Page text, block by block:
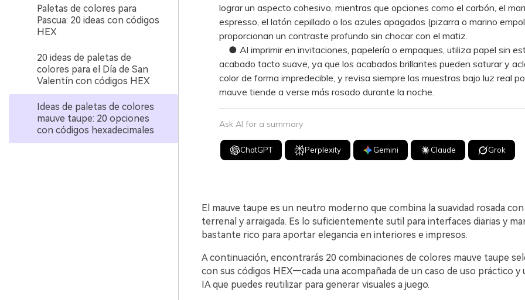
Paletas de colores para
Pascua: 20 ideas con códigos
HEX
20 ideas de paletas de
colores para el Día de San
Valentín con códigos HEX
Ideas de paletas de colores
mauve taupe: 20 opciones
con códigos hexadecimales
lograr un aspecto cohesivo, mientras que opciones como el carbón, el
espresso, el latón cepillado o los azules apagados (pizarra o marino
proporcionan un contraste profundo sin chocar con el matiz.
● Al imprimir en invitaciones, papelería o empaques, utiliza papel sin
acabado tacto suave, ya que los acabados brillantes pueden saturar y
color de forma impredecible, y revisa siempre las muestras bajo luz real
mauve tiende a verse más rosado durante la noche.
Ask AI for a summary
ChatGPT Perplexity Gemini Claude Grok
El mauve taupe es un neutro moderno que combina la suavidad rosada con
terrenal y arraigada. Es lo suficientemente sutil para interfaces diarias y
bastante rico para aportar elegancia en interiores e impresos.
A continuación, encontrarás 20 combinaciones de colores mauve taupe
con sus códigos HEX—cada una acompañada de un caso de uso práctico
IA que puedes reutilizar para generar visuales a juego.